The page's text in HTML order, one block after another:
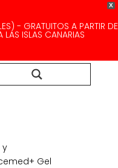
X
- GRATUITOS A PARTIR DE
ISLAS CANARIAS
y
Gel